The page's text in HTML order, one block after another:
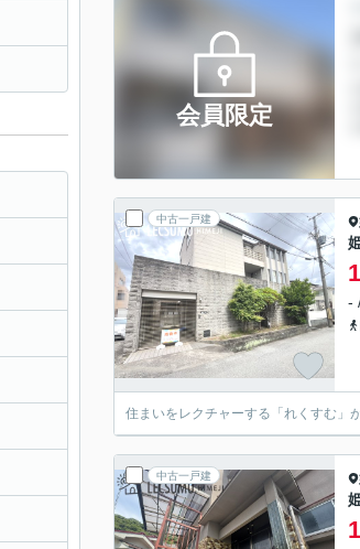
会員限定
中古一戸建
-
住まいをレクチャーする「れくすむ」
中古一戸建